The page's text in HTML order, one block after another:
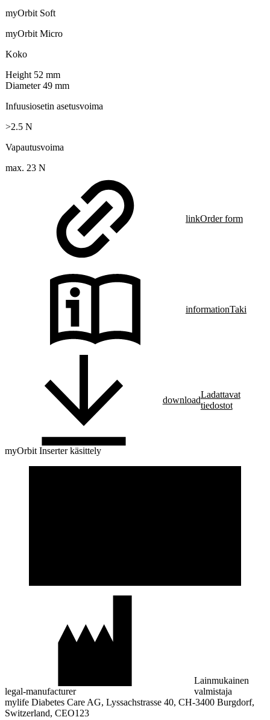
myOrbit Soft
myOrbit Micro
Koko
Height 52 mm
Diameter 49 mm
Infuusiosetin asetusvoima
>2.5 N
Vapautusvoima
max. 23 N
linkOrder form
informationTaki
download
Ladattavat
tiedostot
myOrbit Inserter käsittely
legal-manufacturer
Lainmukainen
valmistaja
mylife Diabetes Care AG, Lyssachstrasse 40, CH-3400 Burgdorf,
Switzerland, CEO123